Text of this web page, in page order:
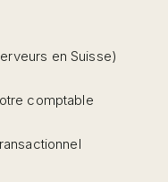
en Suisse)
comptable